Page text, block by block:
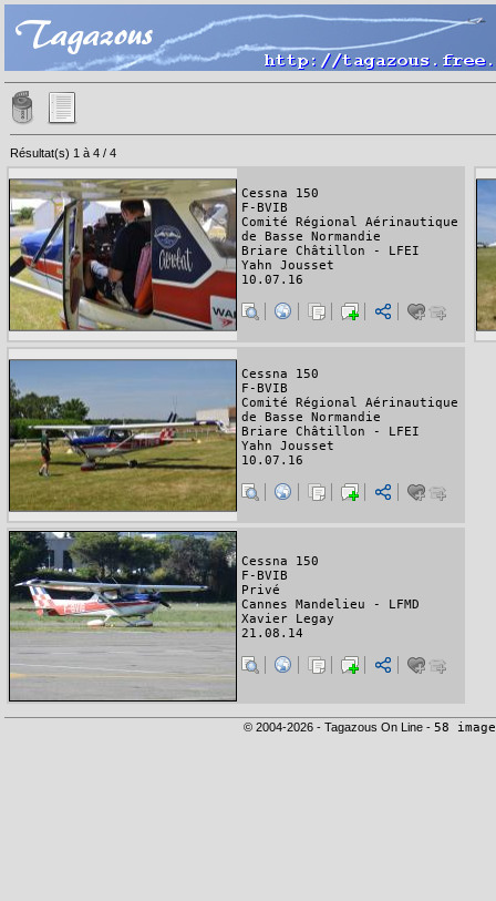
Résultat(s) 1 à 4 / 4
Cessna 150
F-BVIB
Comité Régional Aérinautique
de Basse Normandie
Briare Châtillon - LFEI
Yahn Jousset
10.07.16
Cessna 150
F-BVIB
Comité Régional Aérinautique
de Basse Normandie
Briare Châtillon - LFEI
Yahn Jousset
10.07.16
Cessna 150
F-BVIB
Privé
Cannes Mandelieu - LFMD
Xavier Legay
21.08.14
© 2004-2026 - Tagazous On Line - 58